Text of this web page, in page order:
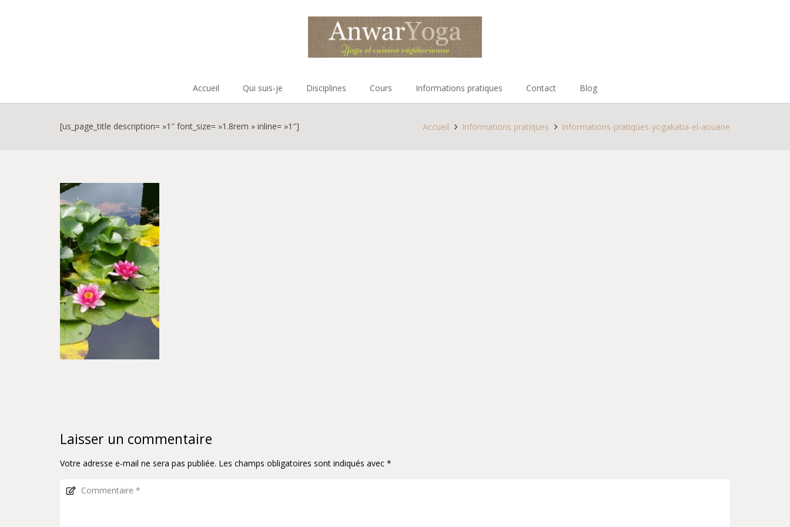
Accueil Qui suis-je Disciplines Cours Informations pratiques Contact Blog
[us_page_title description= »1″ font_size= »1.8rem » inline= »1″] Accueil Informations pratiques informations-pratiques-yogakatia-el-aouane
Laisser un commentaire
Votre adresse e-mail ne sera pas publiée. Les champs obligatoires sont indiqués avec *